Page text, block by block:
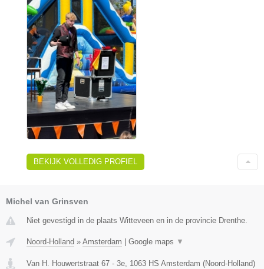
BEKIJK VOLLEDIG PROFIEL
Michel van Grinsven
Niet gevestigd in de plaats Witteveen en in de provincie Drenthe.
Noord-Holland » Amsterdam Google maps ▼
Van H. Houwertstraat 67 - 3e, 1063 HS Amsterdam (Noord-Holland)